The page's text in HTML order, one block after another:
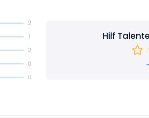
2
1
2
0
0
Hilf